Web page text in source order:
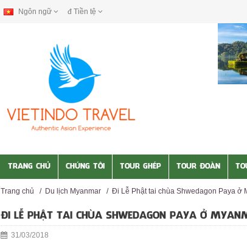
Ngôn ngữ đ Tiền tệ
TRANG CHỦ CHÚNG TÔI TOUR GHÉP TOUR ĐOÀN
Trang chủ / Du lịch Myanmar / Đi Lễ Phật tai chùa Shwedagon Paya ở
ĐI LỄ PHẬT TAI CHÙA SHWEDAGON PAYA Ở
31/03/2018